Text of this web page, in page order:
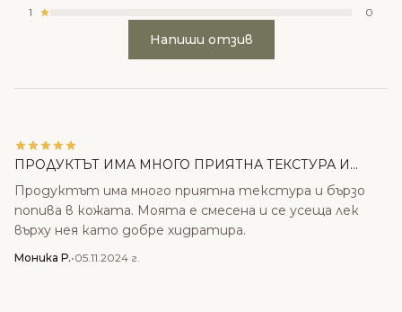
1 0
Напиши отзив
ПРОДУКТЪТ ИМА МНОГО ПРИЯТНА ТЕКСТУРА И...
Продуктът има много приятна текстура и бързо
попива в кожата. Моята е смесена и се усеща лек
върху нея като добре хидратира.
Моника Р.•05.11.2024 г.